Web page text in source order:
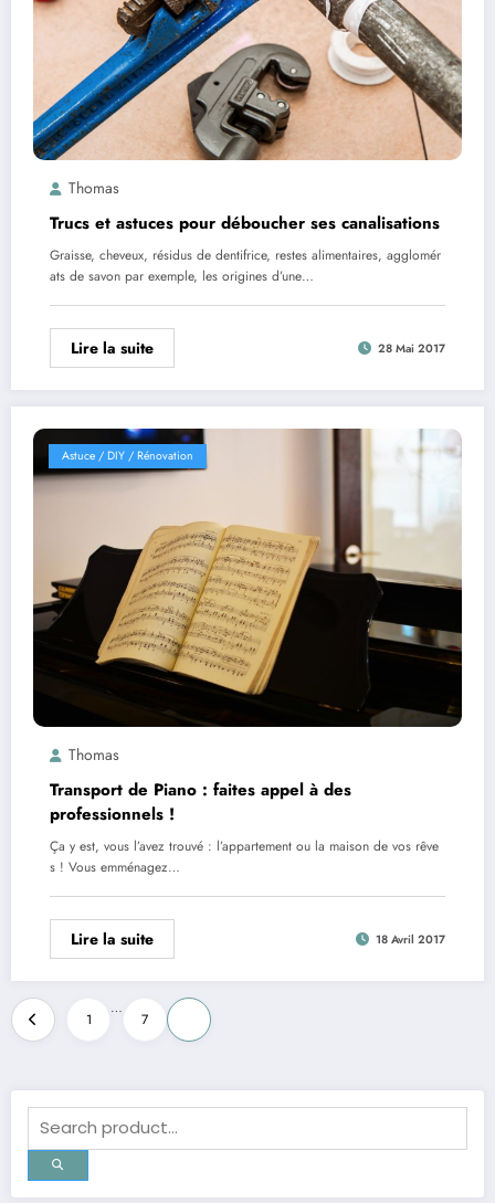
Thomas
Trucs et astuces pour déboucher ses canalisations
Graisse, cheveux, résidus de dentifrice, restes alimentaires, agglomér
ats de savon par exemple, les origines d’une…
Lire la suite 28 Mai 2017
Astuce / DIY / Rénovation
Thomas
Transport de Piano : faites appel à des
professionnels !
Ça y est, vous l’avez trouvé : l’appartement ou la maison de vos rêve
s ! Vous emménagez…
Lire la suite 18 Avril 2017
Pagination
des
publications
1
…
7